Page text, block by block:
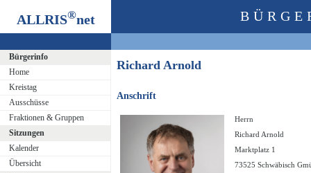
ALLRIS®net
Bürgerinfo
Home
Kreistag
Ausschüsse
Fraktionen & Gruppen
Sitzungen
Kalender
Übersicht
Richard Arnold
Anschrift
Herrn
Richard Arnold
Marktplatz 1
73525 Schwäbisch